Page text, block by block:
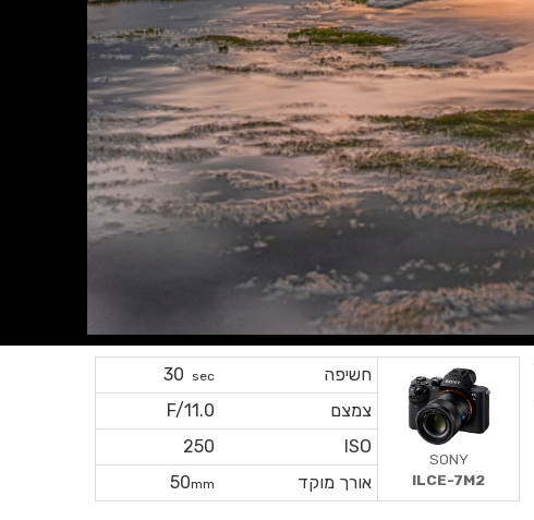
חשיפה sec
30
צמצם
F/11.0
ISO
250
אורך מוקד
50mm
SONY
ILCE-7M2